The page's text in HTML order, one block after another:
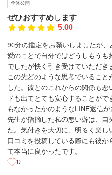
全体公開
ぜひおすすめします
5.00
90分の鑑定をお願いしましたが
愛のことで自分ではどうしもうも
でしたが快く引き受けていただき
この先どのような思考でいること
した。彼とのこれからの関係も
ドも出てとても安心することが
もなかったかのようなLINE返信
先生が指摘した私の悪い癖は、自
た。気付きを大切に、明るく楽し
口コミを投稿している際にも彼か
て本当に良かったです。
0